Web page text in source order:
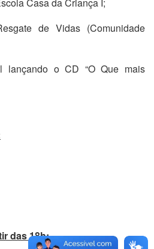
Casa da Criança I;
de Vidas (Comunidade
lançando o CD “O Que mais
das 18h: